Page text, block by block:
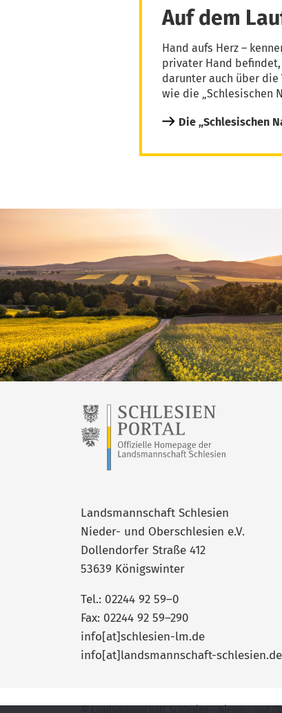
Auf dem
Hand aufs Herz –
privater Hand
darunter auch über
wie die „Schlesischen
Die „Schlesischen
Landsmannschaft Schlesien
Nieder- und Oberschlesien e.V.
Dollendorfer Straße 412
53639 Königswinter
Tel.: 02244 92 59–0
Fax: 02244 92 59–290
info[at]schlesien-lm.de
info[at]landsmannschaft-schlesien.de